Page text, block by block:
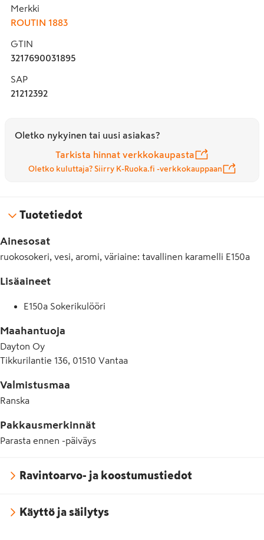
Merkki
ROUTIN 1883
GTIN
3217690031895
SAP
21212392
Oletko nykyinen tai uusi asiakas?
Tarkista hinnat verkkokaupasta
Oletko kuluttaja? Siirry K-Ruoka.fi -verkkokauppaan
Tuotetiedot
Ainesosat
ruokosokeri, vesi, aromi, väriaine: tavallinen karamelli E150a
Lisäaineet
E150a Sokerikulööri
Maahantuoja
Dayton Oy
Tikkurilantie 136, 01510 Vantaa
Valmistusmaa
Ranska
Pakkausmerkinnät
Parasta ennen -päiväys
Ravintoarvo- ja koostumustiedot
Käyttö ja säilytys